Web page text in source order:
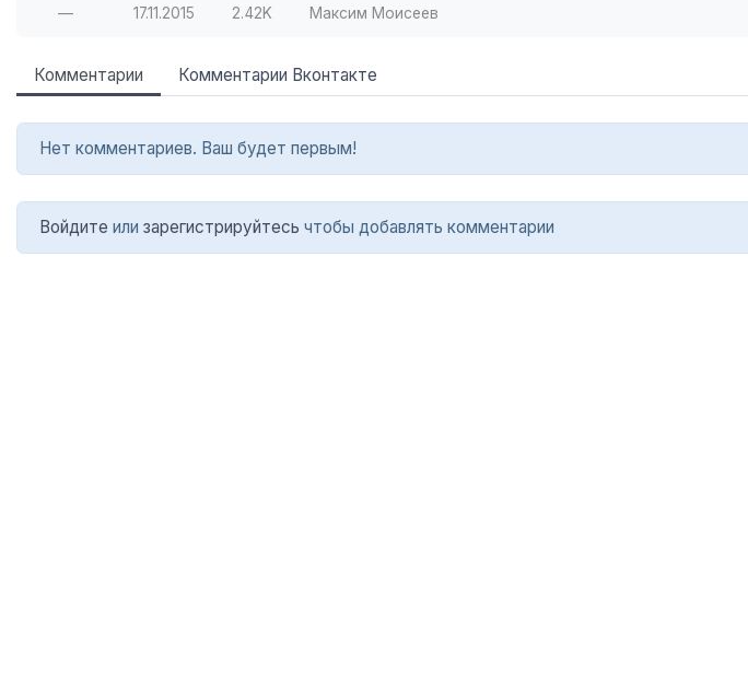
— 17.11.2015 2.42K Максим Моисеев
Комментарии Комментарии Вконтакте
Нет комментариев. Ваш будет первым!
Войдите или зарегистрируйтесь чтобы добавлять комментарии